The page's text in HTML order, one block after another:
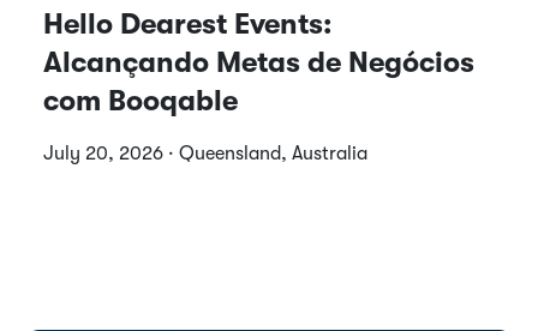
Hello Dearest Events:
Alcançando Metas de Negócios
com Booqable
July 20, 2026 · Queensland, Australia